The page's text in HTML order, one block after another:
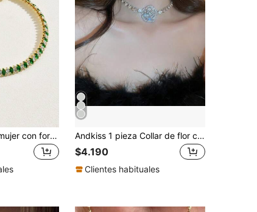
1 pieza Collar de mujer con forma de ojo geométrico de circonita, adecuado para uso diario, boda y joyería de banquete Andkiss 1 pieza Collar de flor con strass elegante y de lujo de moda
$4.190
Clientes habituales